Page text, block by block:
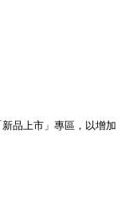
新品上市 」專區，以增加